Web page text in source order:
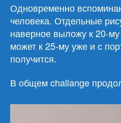
Одновременно
человека. Отдельные
наверное выложу к 20-
может к 25-му уже и с
получится.
В общем challange